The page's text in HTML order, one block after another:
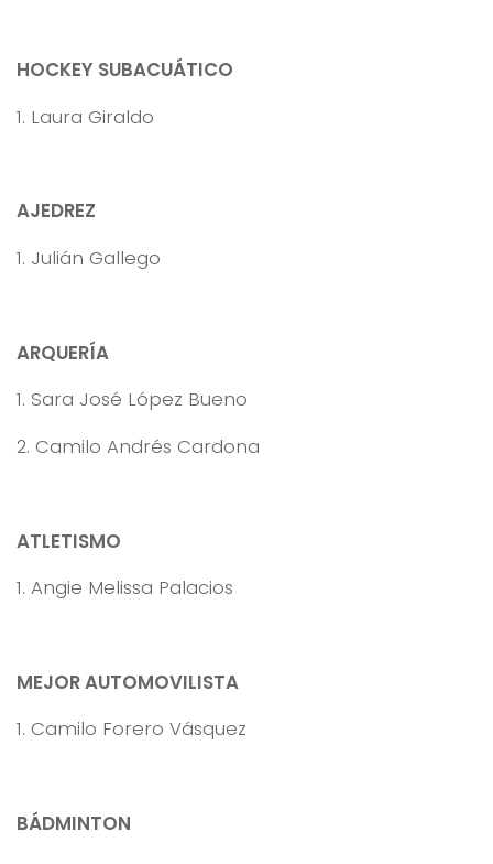
HOCKEY SUBACUÁTICO
1. Laura Giraldo
AJEDREZ
1. Julián Gallego
ARQUERÍA
1. Sara José López Bueno
2. Camilo Andrés Cardona
ATLETISMO
1. Angie Melissa Palacios
MEJOR AUTOMOVILISTA
1. Camilo Forero Vásquez
BÁDMINTON